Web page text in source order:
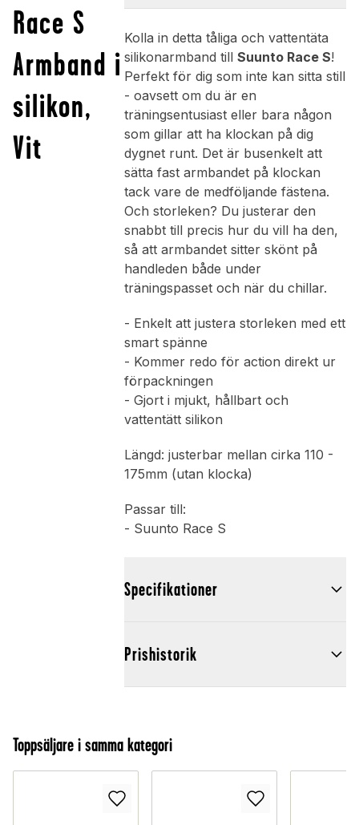
Race S
Armband i
silikon,
Vit
Kolla in detta tåliga och vattentäta
silikonarmband till Suunto Race S!
Perfekt för dig som inte kan sitta still
- oavsett om du är en
träningsentusiast eller bara någon
som gillar att ha klockan på dig
dygnet runt. Det är busenkelt att
sätta fast armbandet på klockan
tack vare de medföljande fästena.
Och storleken? Du justerar den
snabbt till precis hur du vill ha den,
så att armbandet sitter skönt på
handleden både under
träningspasset och när du chillar.
- Enkelt att justera storleken med ett
smart spänne
- Kommer redo för action direkt ur
förpackningen
- Gjort i mjukt, hållbart och
vattentätt silikon
Längd: justerbar mellan cirka 110 -
175mm (utan klocka)
Passar till:
- Suunto Race S
Specifikationer
Prishistorik
Toppsäljare i samma kategori